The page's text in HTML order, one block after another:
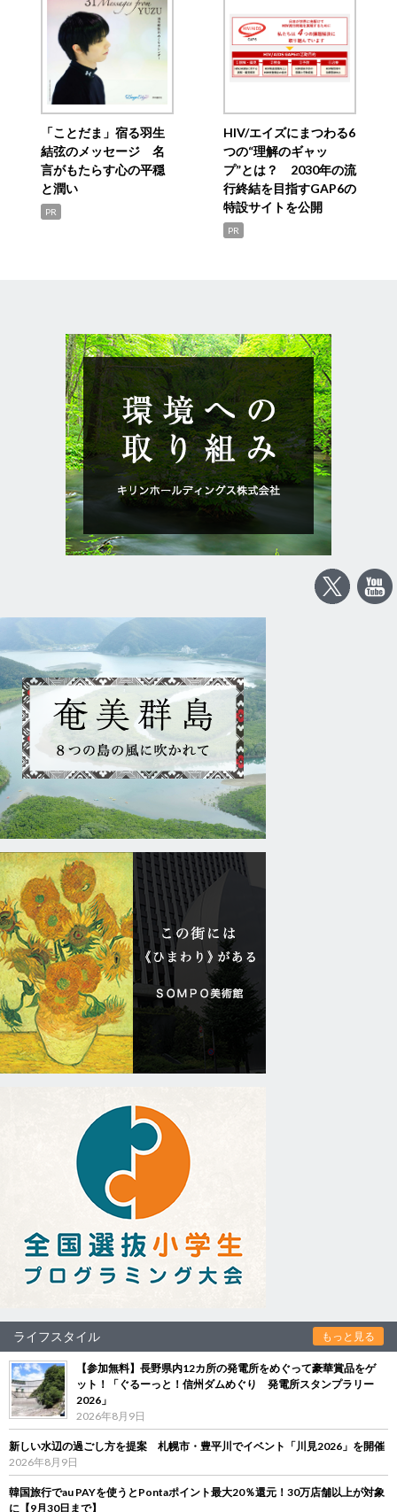
「ことだま」宿る羽生
結弦のメッセージ 名
言がもたらす心の平穏
と潤い
PR
HIV/エイズにまつわる6
つの“理解のギャッ
プ”とは？ 2030年の流
行終結を目指すGAP6の
特設サイトを公開
PR
ライフスタイル もっと見る
【参加無料】長野県内12カ所の発電所をめぐって豪華賞品をゲ
ット！「ぐるーっと！信州ダムめぐり 発電所スタンプラリー
2026」
2026年8月9日
新しい水辺の過ごし方を提案 札幌市・豊平川でイベント「川見2026」を開催
2026年8月9日
韓国旅行でau PAYを使うとPontaポイント最大20％還元！30万店舗以上が対象
に【9月30日まで】